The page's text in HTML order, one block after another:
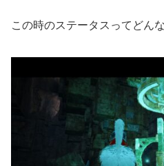
この時のステータスってどん